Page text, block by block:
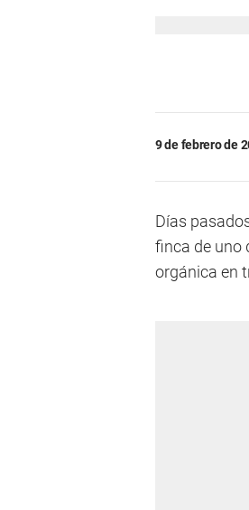
9 de febrero de
Días
finca de uno
orgánica en